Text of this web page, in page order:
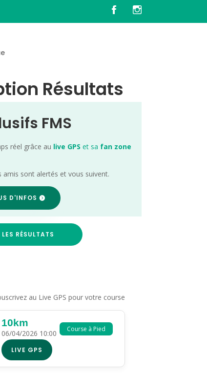
Résultats
FMS
réel grâce au live GPS et sa fan zone
amis sont alertés et vous suivent.
D'INFOS
RÉSULTATS
au Live GPS pour votre course
Course à Pied
10km
06/04/2026 10:00
LIVE GPS